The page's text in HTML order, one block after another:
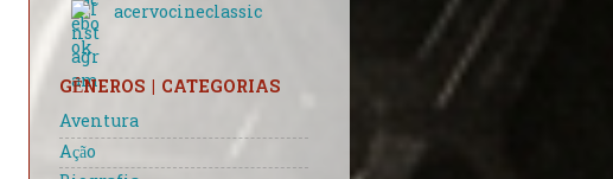
acervocineclassic
GÊNEROS | CATEGORIAS
Aventura
Ação